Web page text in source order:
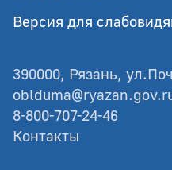
Версия для
390000, Рязань,
8-800-707-24-46
Контакты